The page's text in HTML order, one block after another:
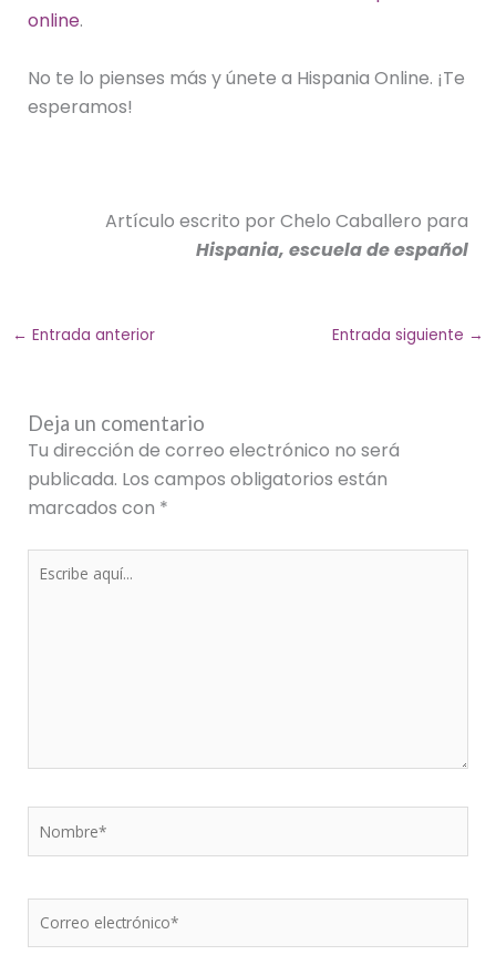
online.
No te lo pienses más y únete a Hispania Online. ¡Te
esperamos!
Artículo escrito por Chelo Caballero para
Hispania, escuela de español
← Entrada anterior Entrada siguiente →
Deja un comentario
Tu dirección de correo electrónico no será
publicada. Los campos obligatorios están
marcados con *
Escribe
Nombre*
Correo
electrónico*